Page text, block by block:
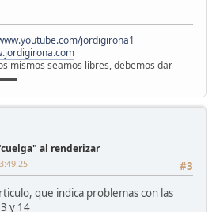
jordigirona1
seamos libres, debemos dar
al renderizar
#3
que indica problemas con las
y 14